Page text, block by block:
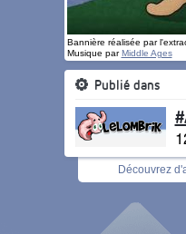
Bannière réalisée par
Musique parMiddle Ages
Publié dans
Découvrez